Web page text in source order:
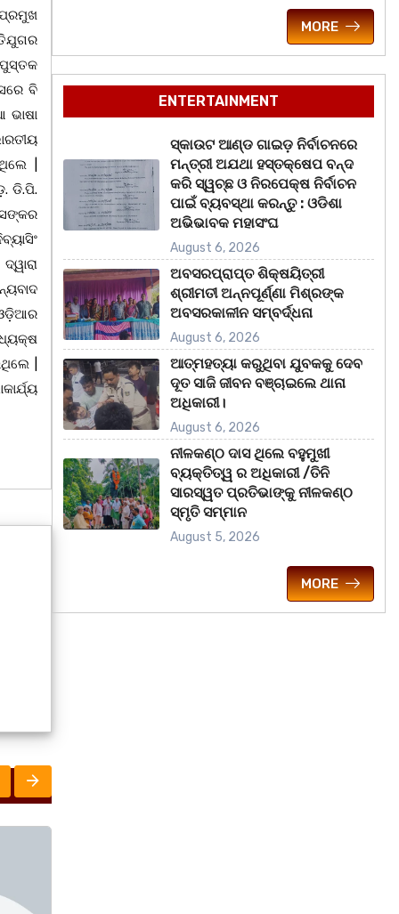
ପ୍ରମୁଖ
ବି
ଭାଷା
|
ଡି.ପି.
|
MORE
ENTERTAINMENT
ସ୍କାଉଟ ଆଣ୍ଡ ଗାଇଡ଼ ନିର୍ବାଚନରେ
ମନ୍ତ୍ରୀ ଅଯଥା ହସ୍ତକ୍ଷେପ ବନ୍ଦ
କରି ସ୍ୱଚ୍ଛ ଓ ନିରପେକ୍ଷ ନିର୍ବାଚନ
ପାଇଁ ବ୍ୟବସ୍ଥା କରନ୍ତୁ : ଓଡିଶା
ଅଭିଭାବକ ମହାସଂଘ
August 6, 2026
ଅବସରପ୍ରାପ୍ତ ଶିକ୍ଷୟିତ୍ରୀ
ଶ୍ରୀମତୀ ଅନ୍ନପୂର୍ଣ୍ଣା ମିଶ୍ରଙ୍କ
ଅବସରକାଳୀନ ସମ୍ବର୍ଦ୍ଧନା
August 6, 2026
ଆତ୍ମହତ୍ୟା କରୁଥିବା ଯୁବକକୁ ଦେବ
ଦୂତ ସାଜି ଜୀବନ ବଞ୍ଚାଇଲେ ଥାନା
ଅଧିକାରୀ।
August 6, 2026
ନୀଳକଣ୍ଠ ଦାସ ଥିଲେ ବହୁମୁଖୀ
ବ୍ୟକ୍ତିତ୍ୱ ର ଅଧିକାରୀ /ତିନି
ସାରସ୍ୱତ ପ୍ରତିଭାଙ୍କୁ ନୀଳକଣ୍ଠ
ସ୍ମୃତି ସମ୍ମାନ
August 5, 2026
MORE